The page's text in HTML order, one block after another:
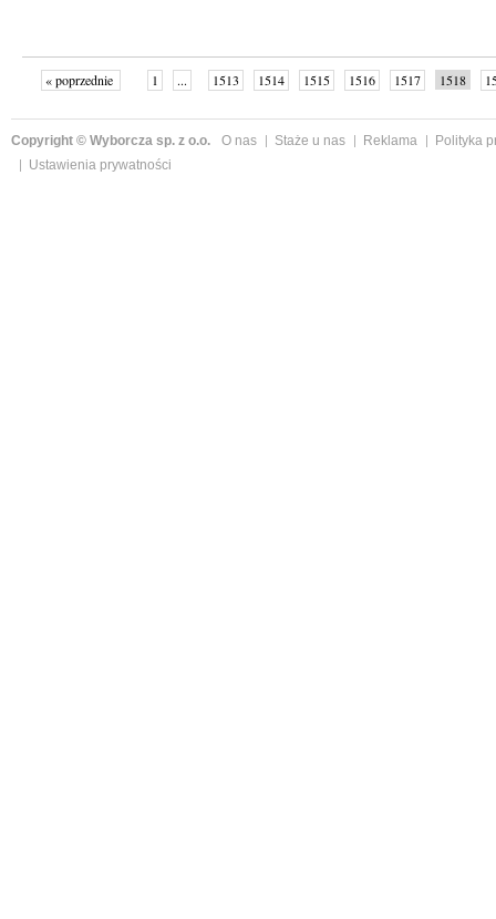
« poprzednie 1 ... 1513 1514 1515 1516 1517 1518
Copyright © Wyborcza sp. z o.o. O nas Staże u nas Reklama
Polityka
Ustawienia prywatności